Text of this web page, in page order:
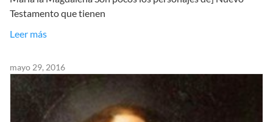
Testamento que tienen
Leer más
mayo 29, 2016